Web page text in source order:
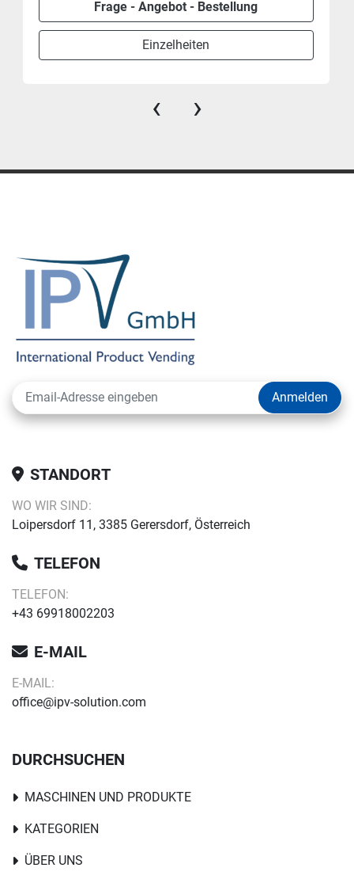
Frage - Angebot - Bestellung
Einzelheiten
‹ ›
Anmelden
STANDORT
WO WIR SIND:
Loipersdorf 11, 3385 Gerersdorf, Österreich
TELEFON
TELEFON:
+43 69918002203
E-MAIL
E-MAIL:
office@ipv-solution.com
DURCHSUCHEN
MASCHINEN UND PRODUKTE
KATEGORIEN
ÜBER UNS